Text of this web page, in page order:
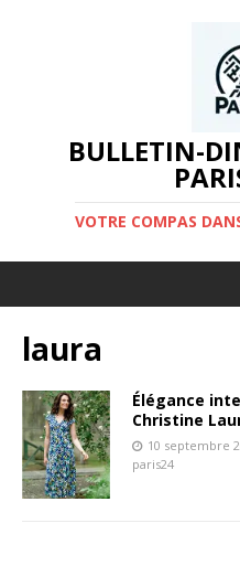
BULLETIN-
VOTRE COMPAS
laura
Élégance
Christine
10 septembre
paris24